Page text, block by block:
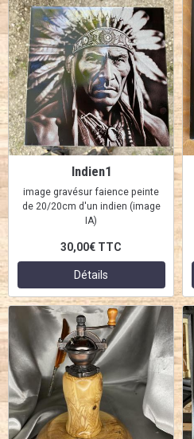
Indien1
image gravésur faience peinte
de 20/20cm d'un indien (image
IA)
30,00€ TTC
Détails